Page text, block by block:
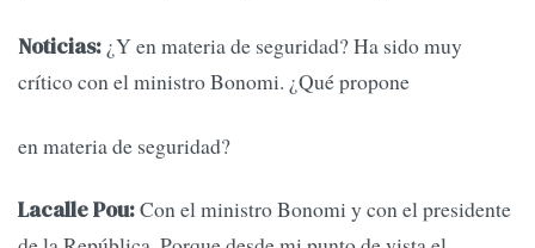
Noticias: ¿Y en materia de seguridad? Ha sido muy
crítico con el ministro Bonomi. ¿Qué propone
en materia de seguridad?
Lacalle Pou:Con el ministro Bonomi y con el presidente